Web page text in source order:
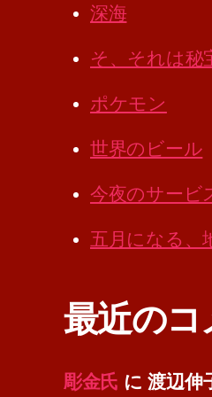
深海
そ、それは秘
ポケモン
世界のビール
今夜のサービ
五月になる、
最近のコ
彫金氏 に渡辺伸